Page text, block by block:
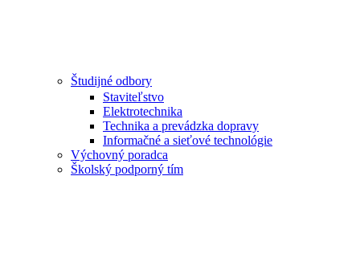
Študijné odbory
Staviteľstvo
Elektrotechnika
Technika a prevádzka dopravy
Informačné a sieťové technológie
Výchovný poradca
Školský podporný tím